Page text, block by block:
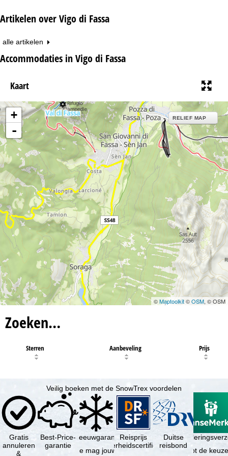
Artikelen over Vigo di Fassa
alle artikelen
Accommodaties in Vigo di Fassa
Kaart
+
-
RELIEF MAP
©Maptoolkit©OSM, © OSM
Zoeken…
Sterren Aanbeveling Prijs
Veilig boeken met de SnowTrex voordelen
Gratis
annuleren
&
Best-Price-
garantie
Sneeuwgarantie
Je mag jouw
Reisprijs
zekerheidscertificaat
Duitse
reisbond
Je hebt de